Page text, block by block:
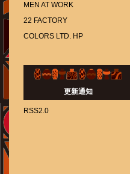
MEN AT WORK
22 FACTORY
COLORS LTD. HP
更新通知
RSS2.0